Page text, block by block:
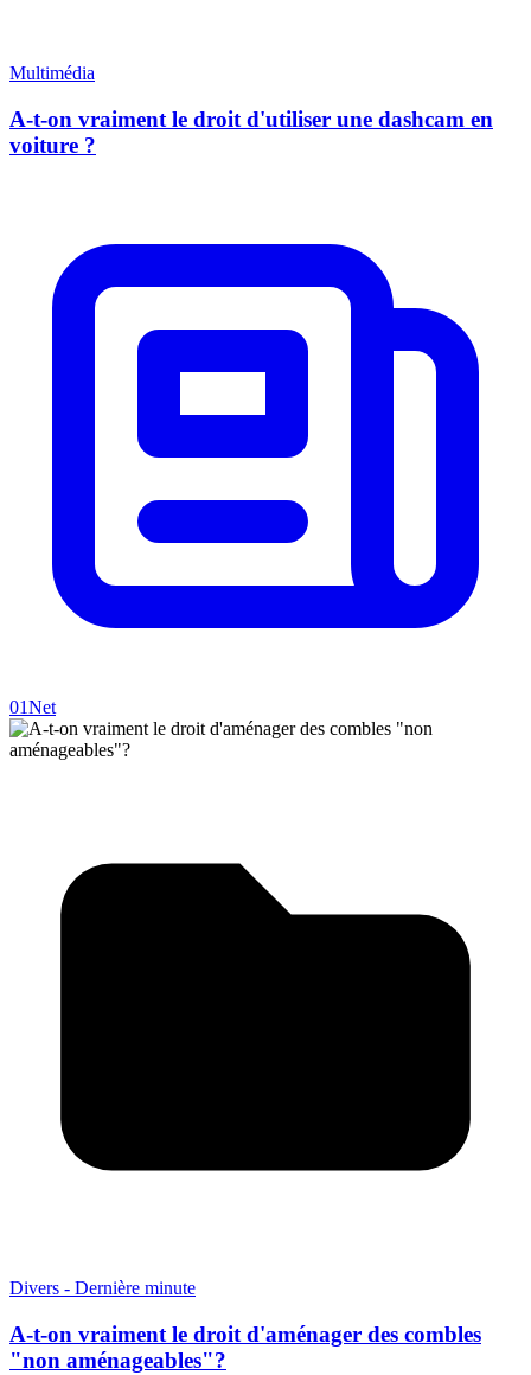
Multimédia
A-t-on vraiment le droit d'utiliser une dashcam en
voiture ?
01Net
Divers - Dernière minute
A-t-on vraiment le droit d'aménager des combles
"non aménageables"?